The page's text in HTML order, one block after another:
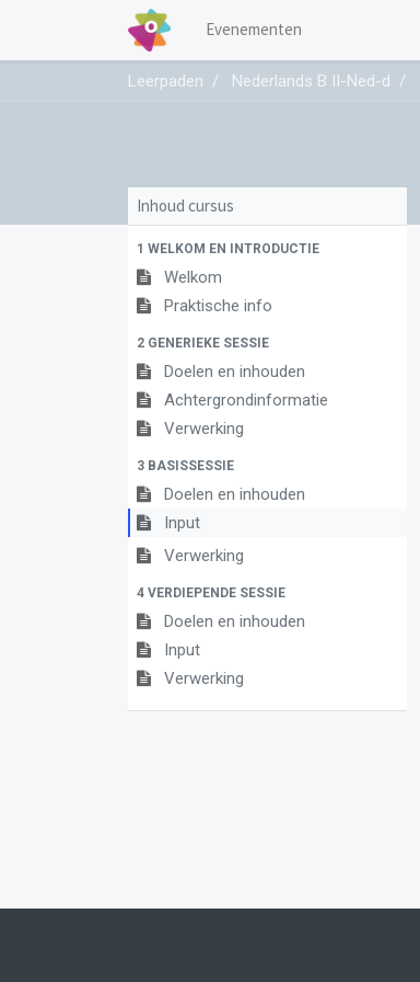
Evenementen
Leerpaden Nederlands B II-Ned-d
Inhoud cursus
1 WELKOM EN INTRODUCTIE
Welkom
Praktische info
2 GENERIEKE SESSIE
Doelen en inhouden
Achtergrondinformatie
Verwerking
3 BASISSESSIE
Doelen en inhouden
Input
Verwerking
4 VERDIEPENDE SESSIE
Doelen en inhouden
Input
Verwerking